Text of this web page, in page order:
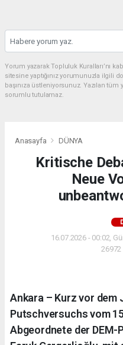
Yorum yazarak Topluluk Kuralları’nı
sitesine yaptığınız yorumunuzla ilgili
başınıza üstleniyorsunuz. Yazılan
sorumlu tutulamaz.
Anasayfa DÜNYA
Kritische
Neue
16.07.2026 - 00:02,
26972
Ankara – Kurz vor dem
Putschversuchs vom
Abgeordnete der DEM-